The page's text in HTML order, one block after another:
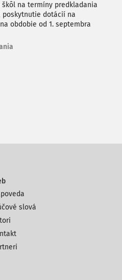
na termíny predkladania
poskytnutie dotácií na
obdobie od 1. septembra
slová